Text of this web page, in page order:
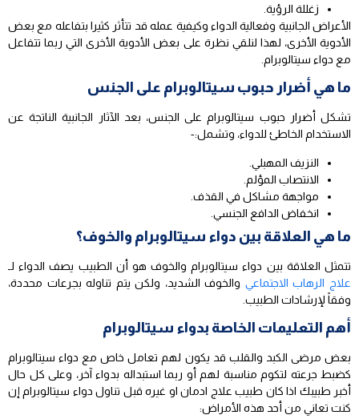
زغللة الرؤية.
الأعراض الجانبية وفعالية الدواء وكيفية عمله قد تتأثر كثيرا بتفاعله مع بعض
الأدوية الأخرى، لهذا لنلقي نظرة على بعض الأدوية الأخرى التي ربما تتفاعل
مع دواء سيتالوبرام.
ما هي أضرار حبوب سيتالوبرام على الجنس
تشكل أضرار حبوب سيتالوبرام على الجنس، بعد الآثار الجانبية الناتجة عن
الاستخدام الخاطئ للدواء، وتشمل:-
النزيف المهبلي.
الانتصاب المؤلم.
مواجهة مشاكل في القذف.
انخفاض الدافع الجنسي.
ما هي العلاقة بين دواء سيتالوبرام والخوف؟
تتمثل العلاقة بين دواء سيتالوبرام والخوف هو أن الطبيب يصف الدواء لـ
علاج الرهاب الاجتماعي والخوف الشديد، ولكن يتم تناوله بجرعات محددة،
وفقاً لإرشادات الطبيب.
أهم التعليمات الخاصة بدواء سيتالوبرام
بعض مرضى الكبد والقلب قد يكون لهم تعامل خاص مع دواء سيتالوبرام
كضبط جرعته لتكوم مناسبة لهم أو ربما استبداله بدواء آخر، وعلى كل حال
أخبر طبيبك اذا كان طبيب علاج ادمان او غيره قبل تناول دواء سيتالوبرام إن
كنت تعاني من أحد هذه الأمراض: